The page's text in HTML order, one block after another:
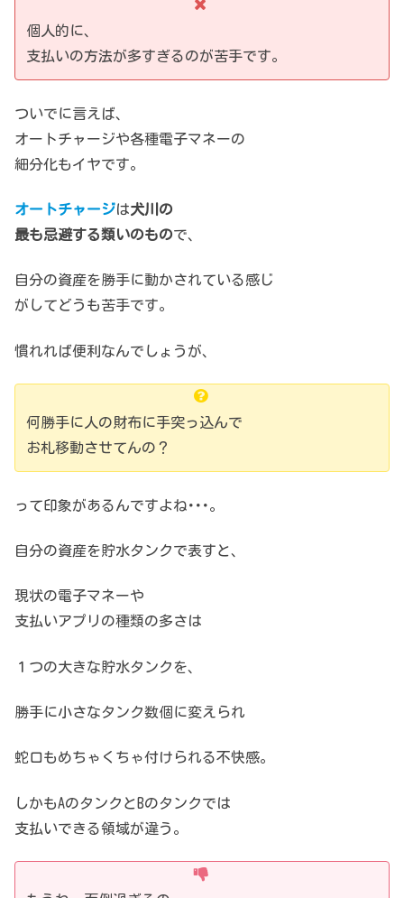
個人的に、
支払いの方法が多すぎるのが苦手です。
ついでに言えば、
オートチャージや各種電子マネーの
細分化もイヤです。
オートチャージは犬川の
最も忌避する類いのもので、
自分の資産を勝手に動かされている感じ
がしてどうも苦手です。
慣れれば便利なんでしょうが、
何勝手に人の財布に手突っ込んで
お札移動させてんの？
って印象があるんですよね･･･。
自分の資産を貯水タンクで表すと、
現状の電子マネーや
支払いアプリの種類の多さは
１つの大きな貯水タンクを、
勝手に小さなタンク数個に変えられ
蛇口もめちゃくちゃ付けられる不快感。
しかもAのタンクとBのタンクでは
支払いできる領域が違う。